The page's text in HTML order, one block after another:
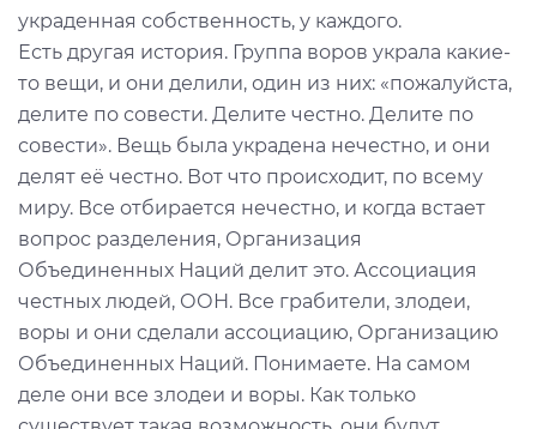
украденная собственность, у каждого.
Есть другая история. Группа воров украла какие-
то вещи, и они делили, один из них: «пожалуйста,
делите по совести. Делите честно. Делите по
совести». Вещь была украдена нечестно, и они
делят её честно. Вот что происходит, по всему
миру. Все отбирается нечестно, и когда встает
вопрос разделения, Организация
Объединенных Наций делит это. Ассоциация
честных людей, ООН. Все грабители, злодеи,
воры и они сделали ассоциацию, Организацию
Объединенных Наций. Понимаете. На самом
деле они все злодеи и воры. Как только